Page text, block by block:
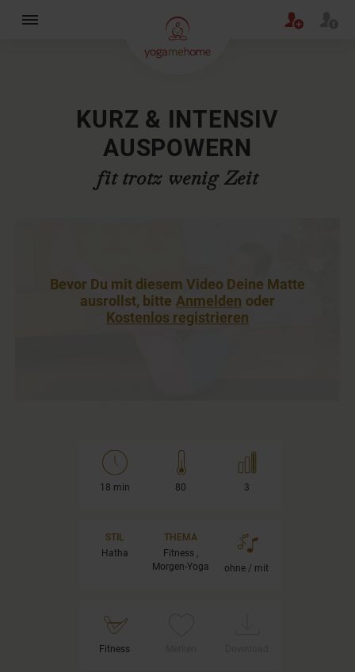
KURZ & INTENSIV
AUSPOWERN
fit trotz wenig Zeit
Bevor Du mit diesem Video Deine Matte
ausrollst, bitte Anmelden oder
Kostenlos registrieren
18 min 80 3
STIL
Hatha
THEMA
Fitness ,
Morgen-Yoga
ohne / mit
Fitness